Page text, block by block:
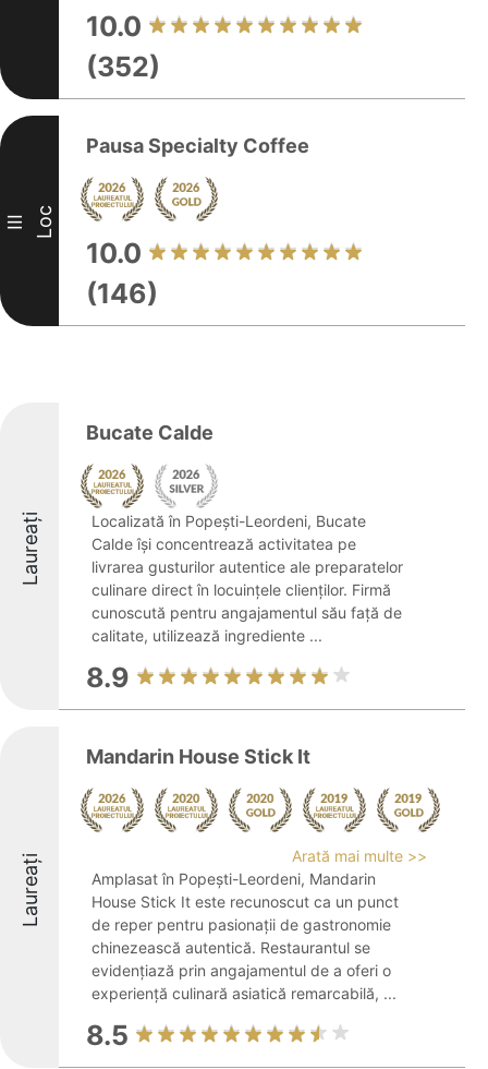
10.0
(352)
III Loc
Pausa Specialty Coffee
10.0
(146)
Laureați
Bucate Calde
Localizată în Popești-Leordeni, Bucate
Calde își concentrează activitatea pe
livrarea gusturilor autentice ale preparatelor
culinare direct în locuințele clienților. Firmă
cunoscută pentru angajamentul său față de
calitate, utilizează ingrediente ...
8.9
Laureați
Mandarin House Stick It
Arată mai multe >>
Amplasat în Popești-Leordeni, Mandarin
House Stick It este recunoscut ca un punct
de reper pentru pasionații de gastronomie
chinezească autentică. Restaurantul se
evidențiază prin angajamentul de a oferi o
experiență culinară asiatică remarcabilă, ...
8.5